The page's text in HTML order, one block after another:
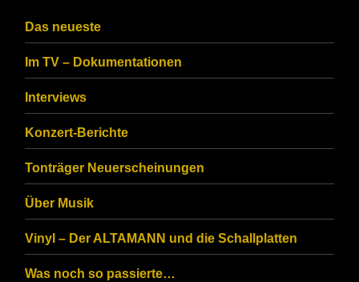
Das neueste
Im TV – Dokumentationen
Interviews
Konzert-Berichte
Tonträger Neuerscheinungen
Über Musik
Vinyl – Der ALTAMANN und die Schallplatten
Was noch so passierte…